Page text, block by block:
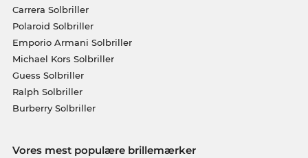
Carrera Solbriller
Polaroid Solbriller
Emporio Armani Solbriller
Michael Kors Solbriller
Guess Solbriller
Ralph Solbriller
Burberry Solbriller
Vores mest populære brillemærker